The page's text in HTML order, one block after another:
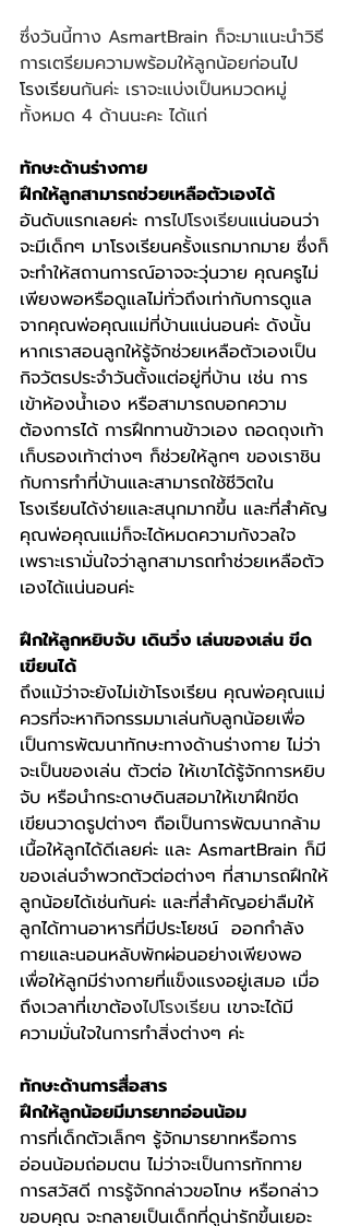
ซึ่งวันนี้ทาง AsmartBrain ก็จะมาแนะนำวิธี
การเตรียมความพร้อมให้ลูกน้อยก่อนไป
โรงเรียนกันค่ะ เราจะแบ่งเป็นหมวดหมู่
ทั้งหมด 4 ด้านนะคะ ได้แก่
ทักษะด้านร่างกาย
ฝึกให้ลูกสามารถช่วยเหลือตัวเองได้
อันดับแรกเลยค่ะ การไปโรงเรียนแน่นอนว่า
จะมีเด็กๆ มาโรงเรียนครั้งแรกมากมาย ซึ่งก็
จะทำให้สถานการณ์อาจจะวุ่นวาย คุณครูไม่
เพียงพอหรือดูแลไม่ทั่วถึงเท่ากับการดูแล
จากคุณพ่อคุณแม่ที่บ้านแน่นอนค่ะ ดังนั้น
หากเราสอนลูกให้รู้จักช่วยเหลือตัวเองเป็น
กิจวัตรประจำวันตั้งแต่อยู่ที่บ้าน เช่น การ
เข้าห้องน้ำเอง หรือสามารถบอกความ
ต้องการได้ การฝึกทานข้าวเอง ถอดถุงเท้า
เก็บรองเท้าต่างๆ ก็ช่วยให้ลูกๆ ของเราชิน
กับการทำที่บ้านและสามารถใช้ชีวิตใน
โรงเรียนได้ง่ายและสนุกมากขึ้น และที่สำคัญ
คุณพ่อคุณแม่ก็จะได้หมดความกังวลใจ
เพราะเรามั่นใจว่าลูกสามารถทำช่วยเหลือตัว
เองได้แน่นอนค่ะ
ฝึกให้ลูกหยิบจับ เดินวิ่ง เล่นของเล่น ขีด
เขียนได้
ถึงแม้ว่าจะยังไม่เข้าโรงเรียน คุณพ่อคุณแม่
ควรที่จะหากิจกรรมมาเล่นกับลูกน้อยเพื่อ
เป็นการพัฒนาทักษะทางด้านร่างกาย ไม่ว่า
จะเป็นของเล่น ตัวต่อ ให้เขาได้รู้จักการหยิบ
จับ หรือนำกระดาษดินสอมาให้เขาฝึกขีด
เขียนวาดรูปต่างๆ ถือเป็นการพัฒนากล้าม
เนื้อให้ลูกได้ดีเลยค่ะ และ AsmartBrain ก็มี
ของเล่นจำพวกตัวต่อต่างๆ ที่สามารถฝึกให้
ลูกน้อยได้เช่นกันค่ะ และที่สำคัญอย่าลืมให้
ลูกได้ทานอาหารที่มีประโยชน์  ออกกำลัง
กายและนอนหลับพักผ่อนอย่างเพียงพอ
เพื่อให้ลูกมีร่างกายที่แข็งแรงอยู่เสมอ เมื่อ
ถึงเวลาที่เขาต้องไปโรงเรียน เขาจะได้มี
ความมั่นใจในการทำสิ่งต่างๆ ค่ะ
ทักษะด้านการสื่อสาร
ฝึกให้ลูกน้อยมีมารยาทอ่อนน้อม
การที่เด็กตัวเล็กๆ รู้จักมารยาทหรือการ
อ่อนน้อมถ่อมตน ไม่ว่าจะเป็นการทักทาย
การสวัสดี การรู้จักกล่าวขอโทษ หรือกล่าว
ขอบคุณ จะกลายเป็นเด็กที่ดูน่ารักขึ้นเยอะ